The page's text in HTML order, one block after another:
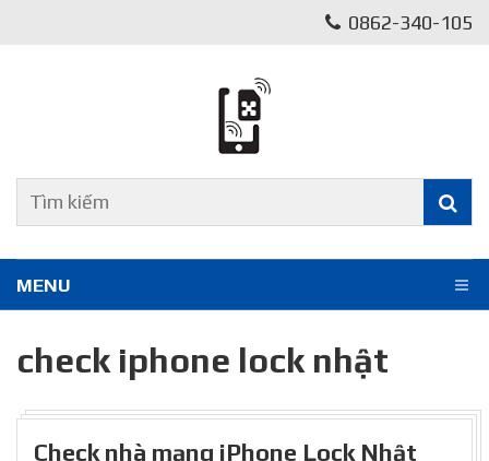
0862-340-105
MENU
check iphone lock nhật
Check nhà mạng iPhone Lock Nhật